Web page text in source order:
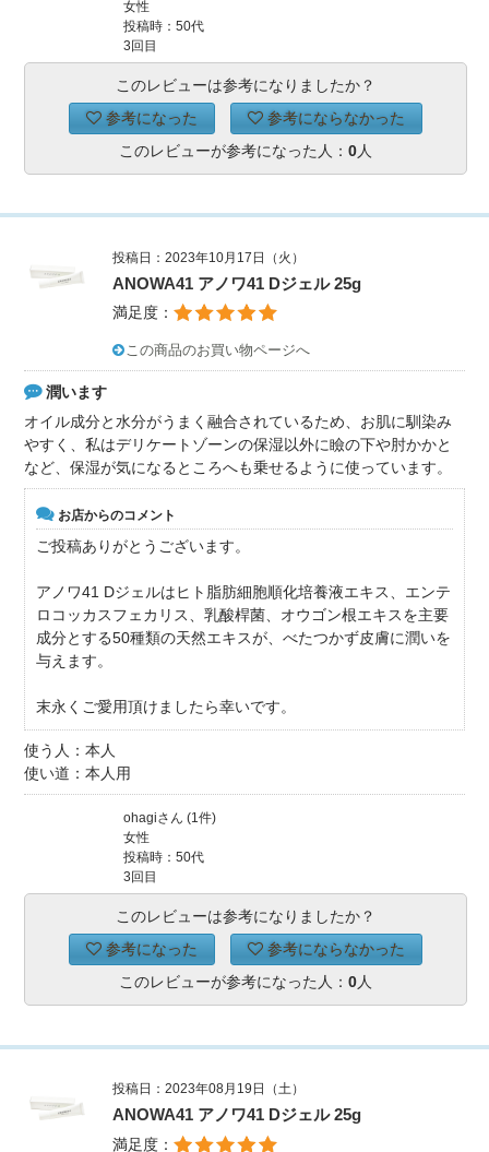
女性
投稿時：50代
3回目
このレビューは参考になりましたか？
参考になった
参考にならなかった
このレビューが参考になった人： 0人
投稿日：2023年10月17日（火）
ANOWA41 アノワ41 Dジェル 25g
満足度：
この商品のお買い物ページへ
潤います
オイル成分と水分がうまく融合されているため、お肌に馴染み
やすく、私はデリケートゾーンの保湿以外に瞼の下や肘かかと
など、保湿が気になるところへも乗せるように使っています。
お店からのコメント
ご投稿ありがとうございます。
アノワ41 Dジェルはヒト脂肪細胞順化培養液エキス、エンテ
ロコッカスフェカリス、乳酸桿菌、オウゴン根エキスを主要
成分とする50種類の天然エキスが、べたつかず皮膚に潤いを
与えます。
末永くご愛用頂けましたら幸いです。
使う人：本人
使い道：本人用
ohagiさん (1件)
女性
投稿時：50代
3回目
このレビューは参考になりましたか？
参考になった
参考にならなかった
このレビューが参考になった人： 0人
投稿日：2023年08月19日（土）
ANOWA41 アノワ41 Dジェル 25g
満足度：